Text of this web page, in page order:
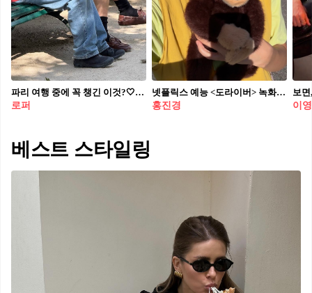
파리 여행 중에 꼭 챙긴 이것?🤍 여름 휴가엔 나도 로퍼 하나 챙겨야겠다...👞✨ 파리 여행 중인 김나영의 스타일링에서 눈에 띄는 아이템, 미우미우 로퍼입니다. 평소 김나영의 데일리룩에서도 자주 포착되는 애착 신발이기도 한데요. 깔끔한 화이트 셔츠와 반바지는 물론, 캐주얼한 스커트 룩에도 매치해 빈티지한 여름 스타일링을 완성했습니다. 미우미우 덱 슈즈는 클래식한 보트 스타일에 고급스러움을 더한 제품으로 어디에나 잘 어울려 활용도가 높은 아이템이죠. 올여름 신발이 고민이라면 김나영처럼 세련된 로퍼 코디를 연출해 보세요. • 미우미우 블리치드 가죽 덱 슈즈, 100만 원대
로퍼
넷플릭스 예능 <도라이버> 녹화 현장에서 만난 2026년형 말괄량이 삐삐. 공개된 사진 속 홍진경은 주근깨 메이크업에 강렬한 오렌지빛 양갈래 가발, 짝짝이 스트라이프 스타킹을 매치해 고전 캐릭터 '말괄량이 삐삐'를 완벽하게 재현했는데요. 다리길이도 그렇고 길쭉한 몸매도 그렇고 진짜 삐삐 아니면 뭔데. 언니가 개그맨이 아니면 도대체 뭔데.. 우리 진경 언니 하고 싶은 거 다 해! 🧡
홍진경
이
베스트 스타일링